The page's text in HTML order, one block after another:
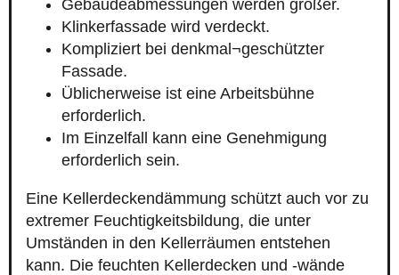
Gebäudeabmessungen werden größer.
Klinkerfassade wird verdeckt.
Kompliziert bei denkmal¬geschützter
Fassade.
Üblicherweise ist eine Arbeitsbühne
erforderlich.
Im Einzelfall kann eine Genehmigung
erforderlich sein.
Eine Kellerdeckendämmung schützt auch vor zu
extremer Feuchtigkeitsbildung, die unter
Umständen in den Kellerräumen entstehen
kann. Die feuchten Kellerdecken und -wände